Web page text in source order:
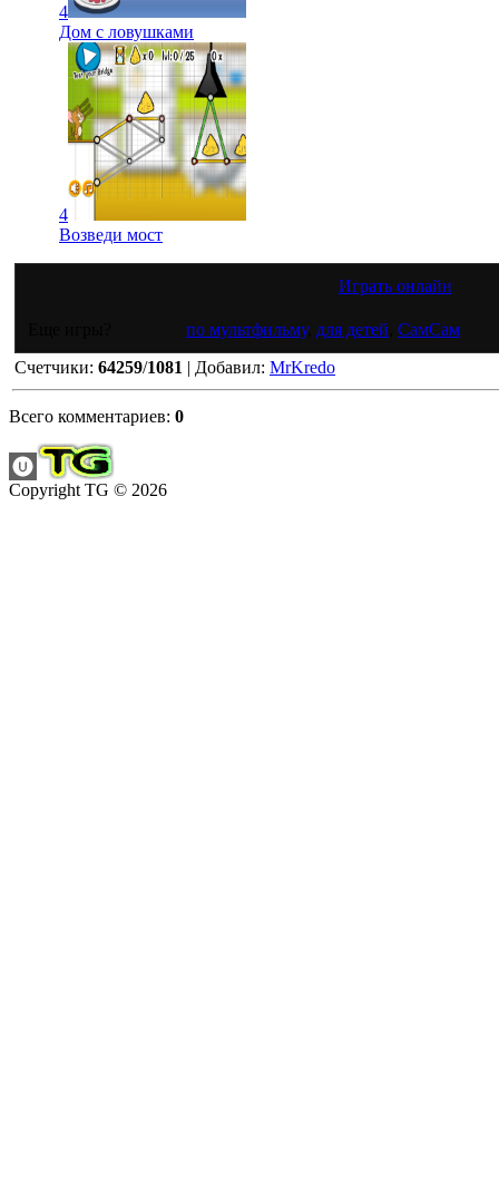
4
Дом с ловушками
4
Возведи мост
Играть онлайн
по мультфильму, для детей СамСам
Счетчики: 64259/1081 | Добавил: MrKredo
Всего комментариев: 0
Copyright TG © 2026